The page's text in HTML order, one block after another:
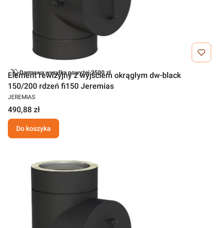
Darmowa wysyłka powyżej 2500 zł
Element rewizyjny z wyjściem okrągłym dw-black
150/200 rdzeń fi150 Jeremias
JEREMIAS
490,88 zł
Do koszyka